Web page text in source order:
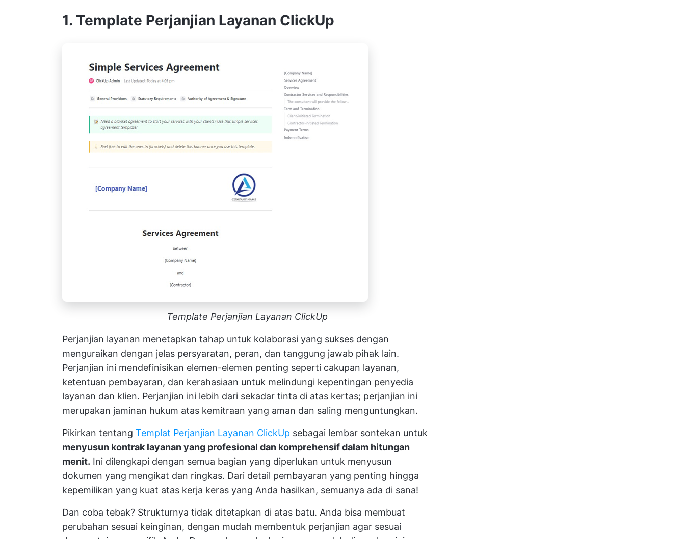
1. Template Perjanjian Layanan ClickUp
Template Perjanjian Layanan ClickUp
Perjanjian layanan menetapkan tahap untuk kolaborasi yang sukses dengan
menguraikan dengan jelas persyaratan, peran, dan tanggung jawab pihak lain.
Perjanjian ini mendefinisikan elemen-elemen penting seperti cakupan layanan,
ketentuan pembayaran, dan kerahasiaan untuk melindungi kepentingan penyedia
layanan dan klien. Perjanjian ini lebih dari sekadar tinta di atas kertas; perjanjian ini
merupakan jaminan hukum atas kemitraan yang aman dan saling menguntungkan.
Pikirkan tentang Templat Perjanjian Layanan ClickUp sebagai lembar sontekan untuk
menyusun kontrak layanan yang profesional dan komprehensif dalam hitungan
menit. Ini dilengkapi dengan semua bagian yang diperlukan untuk menyusun
dokumen yang mengikat dan ringkas. Dari detail pembayaran yang penting hingga
kepemilikan yang kuat atas kerja keras yang Anda hasilkan, semuanya ada di sana!
Dan coba tebak? Strukturnya tidak ditetapkan di atas batu. Anda bisa membuat
perubahan sesuai keinginan, dengan mudah membentuk perjanjian agar sesuai